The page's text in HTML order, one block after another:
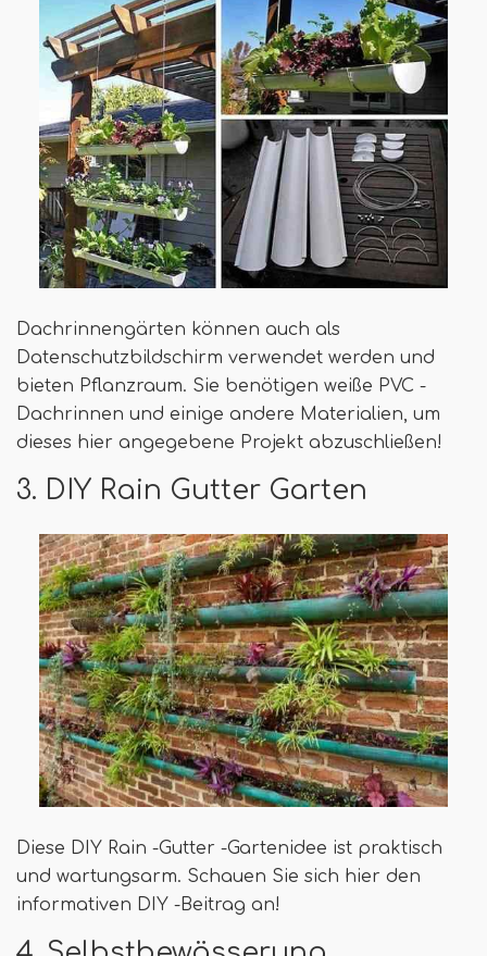
Dachrinnengärten können auch als
Datenschutzbildschirm verwendet werden und
bieten Pflanzraum. Sie benötigen weiße PVC -
Dachrinnen und einige andere Materialien, um
dieses hier angegebene Projekt abzuschließen!
3. DIY Rain Gutter Garten
Diese DIY Rain -Gutter -Gartenidee ist praktisch
und wartungsarm. Schauen Sie sich hier den
informativen DIY -Beitrag an!